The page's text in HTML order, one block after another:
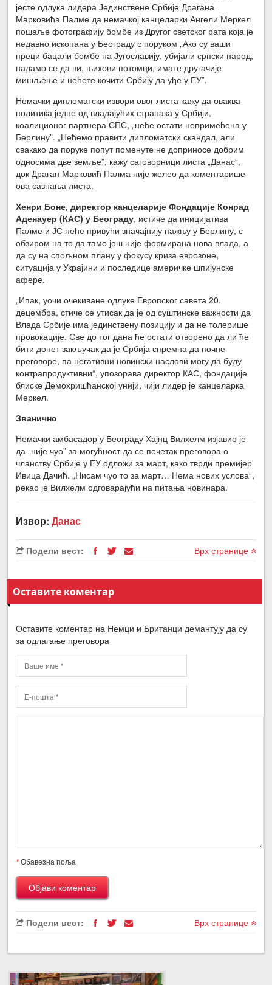
јесте одлука лидера Јединствене Србије Драгана
Марковића Палме да немачкој канцеларки Ангели Меркел
пошаље фотографију бомбе из Другог светског рата која је
недавно ископана у Београду с поруком „Ако су ваши
преци бацали бомбе на Југославију, убијали српски народ,
надамо се да ви, њихови потомци, имате другачије
мишљење и нећете кочити Србију да уђе у ЕУ”.
Немачки дипломатски извори овог листа кажу да оваква
политика једне од владајућих странака у Србији,
коалиционог партнера СПС, „неће остати непримећена у
Берлину”. „Нећемо правити дипломатски скандал, али
свакако да поруке попут поменуте не доприносе добрим
односима две земље”, кажу саговорници листа „Данас“,
док Драган Марковић Палма није желео да коментарише
ова сазнања листа.
Хенри Боне, директор канцеларије Фондације Конрад
Аденауер (КАС) у Београду, истиче да иницијатива
Палме и ЈС неће привући значајнију пажњу у Берлину, с
обзиром на то да тамо још није формирана нова влада, а
да су на спољном плану у фокусу криза еврозоне,
ситуација у Украјини и последице америчке шпијунске
афере.
„Ипак, уочи очекиване одлуке Европског савета 20.
децембра, стиче се утисак да је од суштинске важности да
Влада Србије има јединствену позицију и да не толерише
провокације. Све до тог дана ће остати отворено да ли ће
бити донет закључак да је Србија спремна да почне
преговоре, па негативни новински наслови могу да буду
контрапродуктивни“, упозорава директор КАС, фондације
блиске Демохришћанској унији, чији лидер је канцеларка
Меркел.
Званично
Немачки амбасадор у Београду Хајнц Вилхелм изјавио је
да „није чуо” за могућност да се почетак преговора о
чланству Србије у ЕУ одложи за март, како тврди премијер
Ивица Дачић. „Нисам чуо то за март… Нема нових услова“,
рекао је Вилхелм одговарајући на питања новинара.
Извор:Данас
Подели вест: Врх странице
Оставите коментар
Оставите коментар на Немци и Британци демантују да су
за одлагање преговора
*Обавезна поља
Подели вест: Врх странице